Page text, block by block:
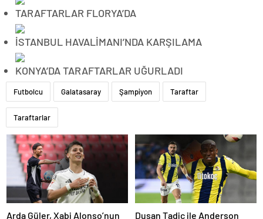
TARAFTARLAR FLORYA’DA
İSTANBUL HAVALİMANI’NDA KARŞILAMA
KONYA’DA TARAFTARLAR UĞURLADI
Futbolcu Galatasaray Şampiyon Taraftar
Taraftarlar
Arda Güler, Xabi Alonso’nun
Dusan Tadic ile Anderson